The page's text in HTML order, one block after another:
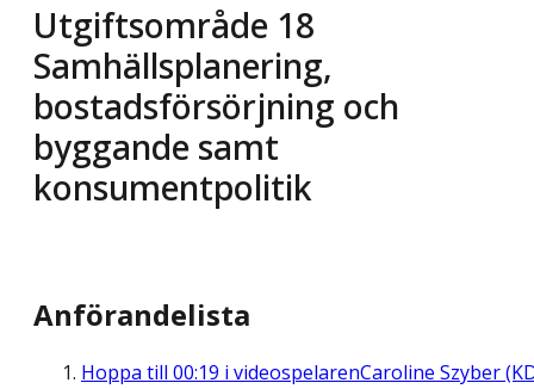
Utgiftsområde 18
Samhällsplanering,
bostadsförsörjning och
byggande samt
konsumentpolitik
Anförandelista
Hoppa till 00:19 i videospelarenCaroline Szyber